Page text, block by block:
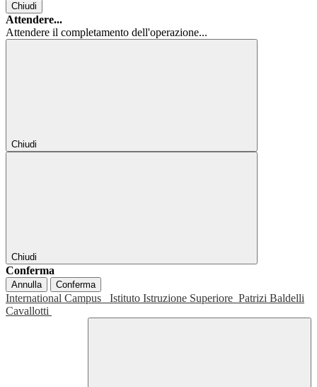
Chiudi
Attendere...
Attendere il completamento dell'operazione...
Chiudi
Chiudi
Conferma
Annulla Conferma
International Campus Istituto Istruzione Superiore Patrizi Baldelli
Cavallotti